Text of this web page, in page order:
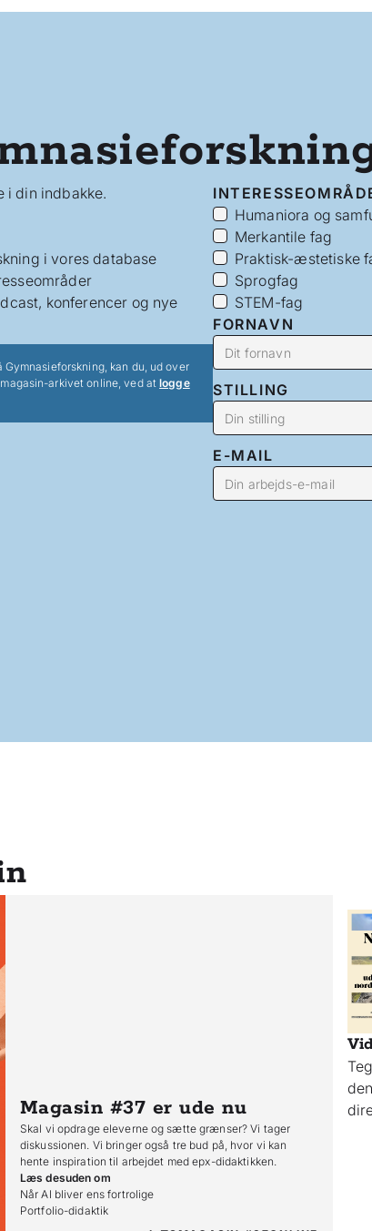
i din indbakke.
i vores database
konferencer og nye
kan du, ud over
arkivet online, ved atlogge
Humaniora og
Merkantile fag
Praktisk-æstetiske
Sprogfag
STEM-fag
FORNAVN
STILLING
E-MAIL
Magasin #37 er ude nu
Skal vi opdrage eleverne og sætte grænser? Vi tager
diskussionen. Vi bringer også tre bud på, hvor vi kan
hente inspiration til arbejdet med epx-didaktikken.
Læs desuden om
Når AI bliver ens fortrolige
Portfolio-didaktik